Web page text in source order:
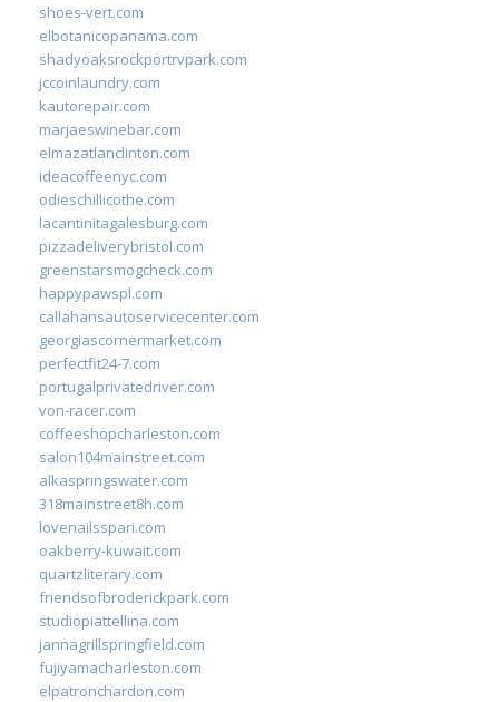
shoes-vert.com
elbotanicopanama.com
shadyoaksrockportrvpark.com
jccoinlaundry.com
kautorepair.com
marjaeswinebar.com
elmazatlanclinton.com
ideacoffeenyc.com
odieschillicothe.com
lacantinitagalesburg.com
pizzadeliverybristol.com
greenstarsmogcheck.com
happypawspl.com
callahansautoservicecenter.com
georgiascornermarket.com
perfectfit24-7.com
portugalprivatedriver.com
von-racer.com
coffeeshopcharleston.com
salon104mainstreet.com
alkaspringswater.com
318mainstreet8h.com
lovenailsspari.com
oakberry-kuwait.com
quartzliterary.com
friendsofbroderickpark.com
studiopiattellina.com
jannagrillspringfield.com
fujiyamacharleston.com
elpatronchardon.com